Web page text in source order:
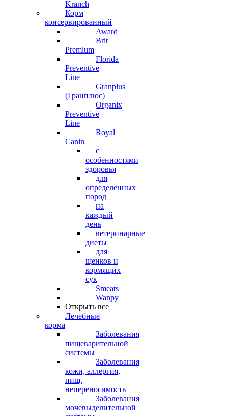
Kranch
Корм
консервированный
Award
Brit
Premium
Florida
Preventive
Line
Granplus
(Гранплюс)
Organix
Preventive
Line
Royal
Canin
с
особенностями
здоровья
для
определенных
пород
на
каждый
день
ветеринарные
диеты
для
щенков и
кормящих
сук
Smeats
Wanpy
Открыть все
Лечебные
корма
Заболевания
пищеварительной
системы
Заболевания
кожи, аллергия,
пищ.
непереносимость
Заболевания
мочевыделительной